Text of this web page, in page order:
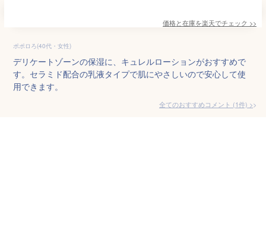
価格と在庫を楽天でチェック >>
ポポロろ(40代・女性)
デリケートゾーンの保湿に、キュレルローションがおすすめで
す。セラミド配合の乳液タイプで肌にやさしいので安心して使
用できます。
全てのおすすめコメント (1件) >